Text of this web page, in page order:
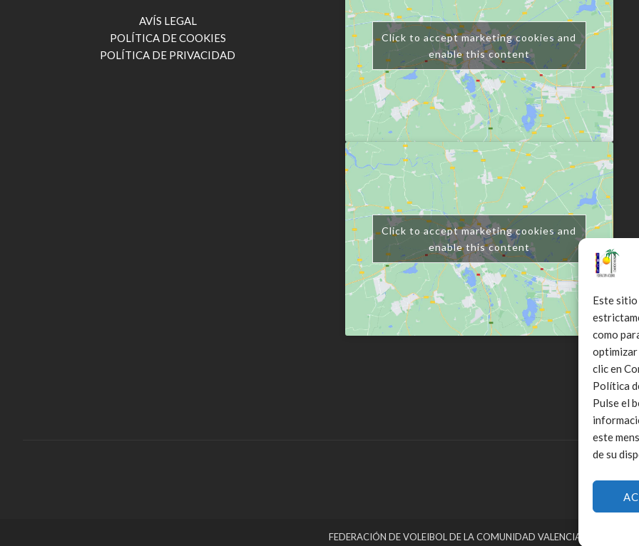
Este
como
optimizar
clic en
Política
Pulse el
este
de su
AVÍS LEGAL
POLÍTICA DE COOKIES
POLÍTICA DE PRIVACIDAD
Click to accept marketing cookies and
enable this content
Click to accept marketing cookies and
enable this content
FEDERACIÓN DE VOLEIBOL DE LA COMUNIDAD VALENCIANA © 2025